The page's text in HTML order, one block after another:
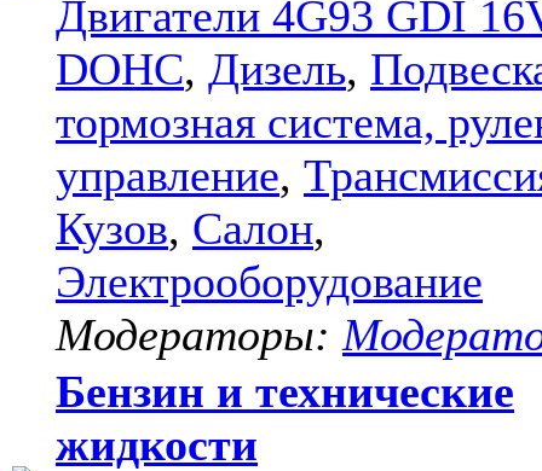
Двигатели 4G93 GDI
DOHC, Дизель,
тормозная система,
управление,
Кузов, Салон,
Электрооборудование
Модераторы:
Бензин и технические
жидкости